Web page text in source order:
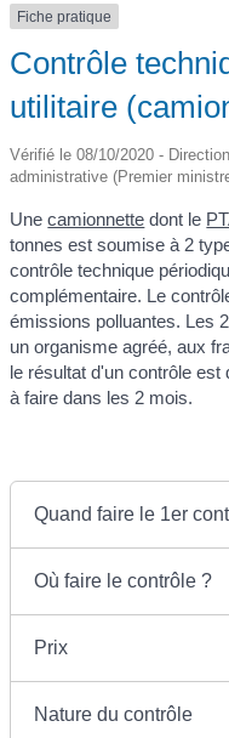
Fiche pratique
Contrôle
utilitaire
Vérifié le 08/10/2020 -
administrative (Premier
Unecamionnette dont le
tonnes est soumise à 2
contrôle technique
complémentaire. Le
émissions polluantes. Les
un organisme agréé, aux
le résultat d'un contrôle
à faire dans les 2 mois.
Quand faire le 1er
Où faire le contrôle ?
Prix
Nature du contrôle